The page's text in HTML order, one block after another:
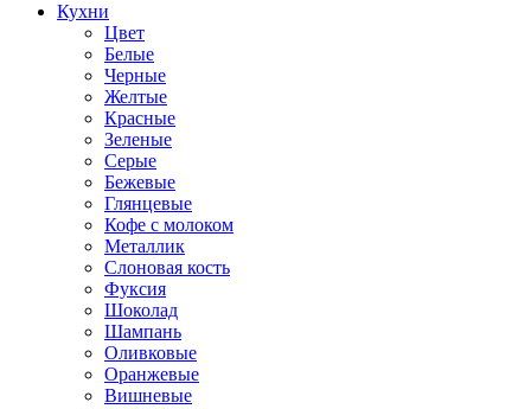
Кухни
Цвет
Белые
Черные
Желтые
Красные
Зеленые
Серые
Бежевые
Глянцевые
Кофе с молоком
Металлик
Слоновая кость
Фуксия
Шоколад
Шампань
Оливковые
Оранжевые
Вишневые